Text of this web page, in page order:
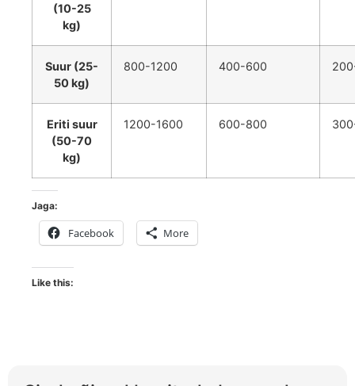
(10-25
kg)
Suur (25-
50 kg)
800-1200 400-600
Eriti suur
(50-70
kg)
1200-1600 600-800
Jaga:
Facebook More
Like this: